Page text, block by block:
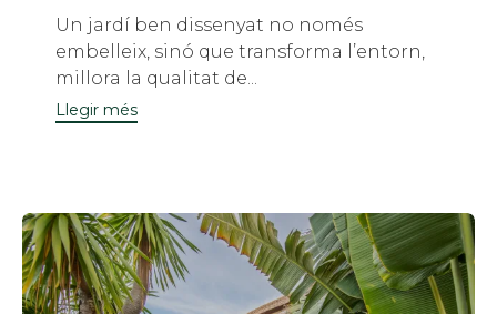
Un jardí ben dissenyat no només
embelleix, sinó que transforma l’entorn,
millora la qualitat de...
Llegir més